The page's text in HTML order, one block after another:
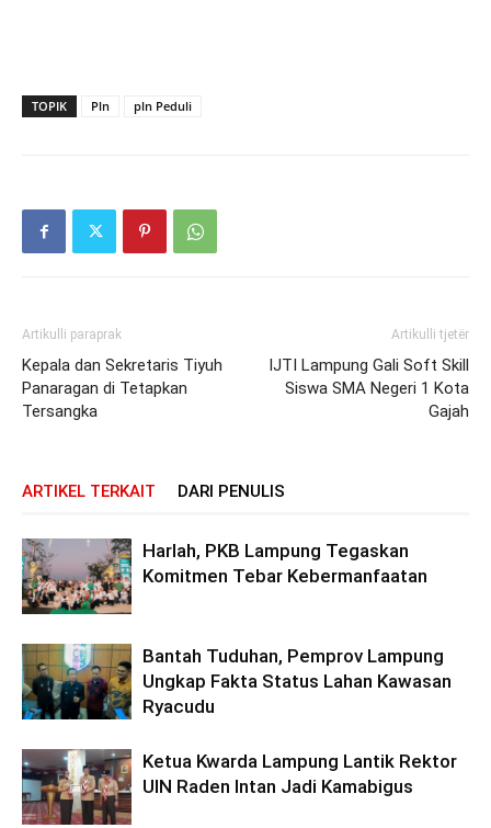
TOPIK Pln pln Peduli
Artikulli paraprak
Kepala dan Sekretaris Tiyuh
Panaragan di Tetapkan
Tersangka
Artikulli tjetër
IJTI Lampung Gali Soft Skill
Siswa SMA Negeri 1 Kota
Gajah
ARTIKEL TERKAIT DARI PENULIS
Harlah, PKB Lampung Tegaskan
Komitmen Tebar Kebermanfaatan
Bantah Tuduhan, Pemprov Lampung
Ungkap Fakta Status Lahan Kawasan
Ryacudu
Ketua Kwarda Lampung Lantik Rektor
UIN Raden Intan Jadi Kamabigus